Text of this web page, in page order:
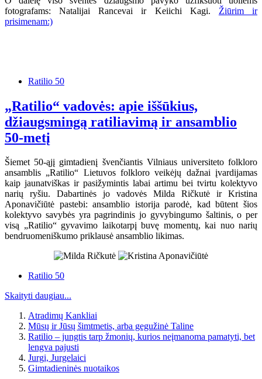
fotografams: Natalijai Rancevai ir Keiichi Kagi. Žiūrim ir
prisimenam:)
Ratilio 50
„Ratilio“ vadovės: apie iššūkius,
džiaugsmingą ratiliavimą ir ansamblio
50-metį
Šiemet 50-ąjį gimtadienį švenčiantis Vilniaus universiteto folkloro
ansamblis „Ratilio“ Lietuvos folkloro veikėjų dažnai įvardijamas
kaip jaunatviškas ir pasižymintis labai artimu bei tvirtu kolektyvo
narių ryšiu. Dabartinės jo vadovės Milda Ričkutė ir Kristina
Aponavičiūtė pastebi: ansamblio istorija parodė, kad būtent šios
kolektyvo savybės yra pagrindinis jo gyvybingumo šaltinis, o per
visą „Ratilio“ gyvavimo laikotarpį buvę momentų, kai nuo narių
bendruomeniškumo priklausė ansamblio likimas.
Ratilio 50
Skaityti daugiau...
Atradimų Kankliai
Mūsų ir Jūsų šimtmetis, arba gegužinė Taline
Ratilio – jungtis tarp žmonių, kurios neįmanoma pamatyti, bet
lengva pajusti
Jurgi, Jurgelaici
Gimtadieninės nuotaikos